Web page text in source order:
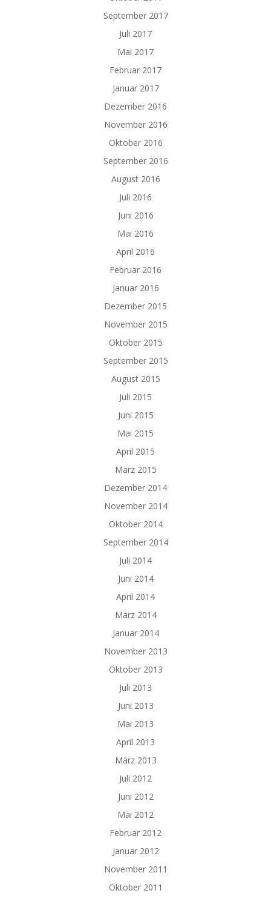
September 2017
Juli 2017
Mai 2017
Februar 2017
Januar 2017
Dezember 2016
November 2016
Oktober 2016
September 2016
August 2016
Juli 2016
Juni 2016
Mai 2016
April 2016
Februar 2016
Januar 2016
Dezember 2015
November 2015
Oktober 2015
September 2015
August 2015
Juli 2015
Juni 2015
Mai 2015
April 2015
März 2015
Dezember 2014
November 2014
Oktober 2014
September 2014
Juli 2014
Juni 2014
April 2014
März 2014
Januar 2014
November 2013
Oktober 2013
Juli 2013
Juni 2013
Mai 2013
April 2013
März 2013
Juli 2012
Juni 2012
Mai 2012
Februar 2012
Januar 2012
November 2011
Oktober 2011